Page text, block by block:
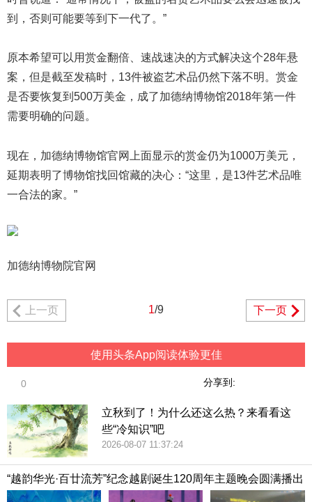
到，否则可能要等到下一代了。”
原本希望可以用赏金翻倍、速战速决的方式解决这个28年悬
案，但是截至发稿时，13件被盗艺术品仍然下落不明。赏金
是否要恢复到500万美金，成了加德纳博物馆2018年第一件
需要明确的问题。
现在，加德纳博物馆官网上面显示的赏金仍为1000万美元，
延期表明了博物馆找回馆藏的决心：“这里，是13件艺术品唯
一合法的家。”
加德纳博物院官网
上一页 1/9 下一页
使用头条App阅读体验更佳
分享到:
0
立秋到了！为什么还这么热？来看看这
些“冷知识”吧
2026-08-07 11:37:24
“越韵华光·百廿流芳”纪念越剧诞生120周年主题晚会圆满播出